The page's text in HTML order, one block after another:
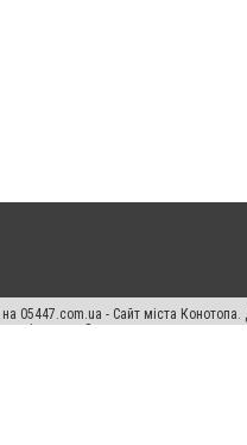
05447.com.ua - Сайт міста
Законом.